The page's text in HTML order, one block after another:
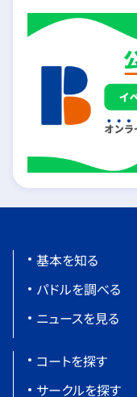
基本を知る
パドルを調べる
ニュースを見る
コートを探す
サークルを探す